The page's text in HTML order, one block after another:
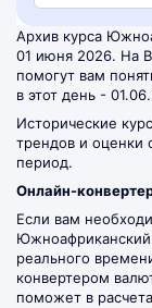
Архив курса
01 июня 2026. На
помогут вам
в этот день -
Исторические
трендов и оценки
период.
Онлайн-
Если вам
реального
конвертером
поможет в